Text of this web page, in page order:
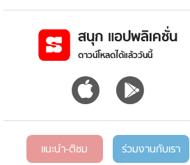
สนุก แอปพลิเคชั่น
ดาวน์โหลดได้แล้ววันนี้
แนะนำ-ติชม ร่วมงานกับเรา